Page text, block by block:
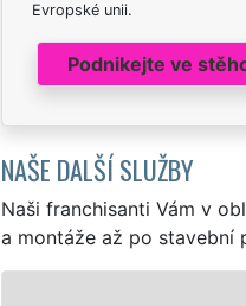
Evropské unii.
Podnikejte ve
NAŠE DALŠÍ SLUŽBY
Naši franchisanti Vám v
a montáže až po stavební